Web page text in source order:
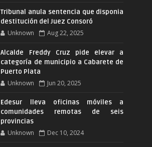
Tribunal anula sentencia que disponia
destitución del Juez Consoró
Unknown Aug 22, 2025
Alcalde Freddy Cruz pide elevar a
categoría de municipio a Cabarete de
Puerto Plata
Unknown Jun 20, 2025
Edesur lleva oficinas móviles a
comunidades remotas de seis
provincias
Unknown Dec 10, 2024